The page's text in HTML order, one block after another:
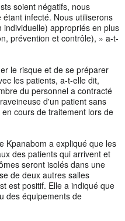
soient négatifs, nous
infecté. Nous utiliserons
appropriés en plus
prévention et contrôle), » a-t-
le risque et de se préparer
les patients, a-t-elle dit,
du personnel a contracté
d'un patient sans
cours de traitement lors de
Kpanabom a expliqué que les
des patients qui arrivent et
seront isolés dans une
de deux autres salles
est positif. Elle a indiqué que
des équipements de